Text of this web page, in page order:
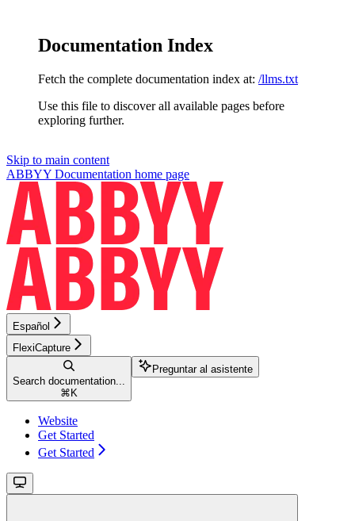
Documentation Index
Fetch the complete documentation index at: /llms.txt
Use this file to discover all available pages before
exploring further.
Skip to main content
ABBYY Documentation home page
Español
FlexiCapture
Search documentation...
⌘ K
Preguntar al asistente
Website
Get Started
Get Started